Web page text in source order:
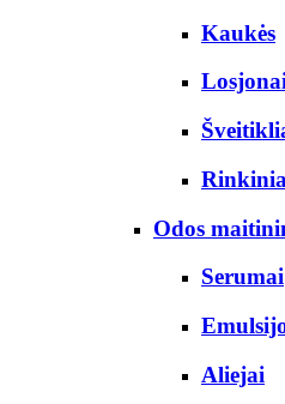
Kaukės
Odos
Serumai
Aliejai